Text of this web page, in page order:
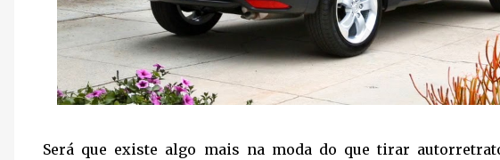
Será que existe algo mais na moda do que tirar